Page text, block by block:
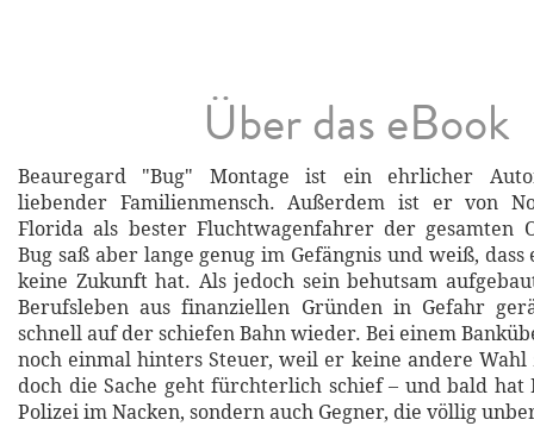
Über das eBook
Beauregard "Bug" Montage ist ein ehrlicher
liebender Familienmensch. Außerdem ist er von
Florida als bester Fluchtwagenfahrer der gesamten
Bug saß aber lange genug im Gefängnis und weiß,
keine Zukunft hat. Als jedoch sein behutsam
Berufsleben aus finanziellen Gründen in Gefahr
schnell auf der schiefen Bahn wieder. Bei einem
noch einmal hinters Steuer, weil er keine andere Wahl
doch die Sache geht fürchterlich schief – und bald
Polizei im Nacken, sondern auch Gegner, die völlig